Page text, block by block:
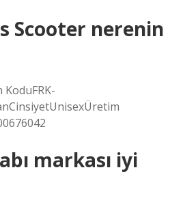
Scooter nerenin
markası iyi